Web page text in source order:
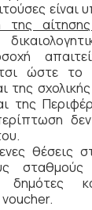
είναι
της
ώστε το
της
της
θέσεις